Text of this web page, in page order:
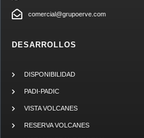
comercial@grupoerve.com
DESARROLLOS
DISPONIBILIDAD
PADI-PADIC
VISTA VOLCANES
RESERVA VOLCANES